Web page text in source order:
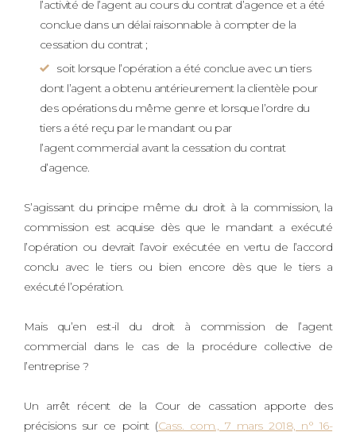
l’activité de l’agent au cours du contrat d’agence et a été
conclue dans un délai raisonnable à compter de la
cessation du contrat ;
soit lorsque l’opération a été conclue avec un tiers
dont l’agent a obtenu antérieurement la clientèle pour
des opérations du même genre et lorsque l’ordre du
tiers a été reçu par le mandant ou par
l’agent commercial avant la cessation du contrat
d’agence.
S’agissant du principe même du droit à la commission, la
commission est acquise dès que le mandant a exécuté
l’opération ou devrait l’avoir exécutée en vertu de l’accord
conclu avec le tiers ou bien encore dès que le tiers a
exécuté l’opération.
Mais qu’en est-il du droit à commission de l’agent
commercial dans le cas de la procédure collective de
l’entreprise ?
Un arrêt récent de la Cour de cassation apporte des
précisions sur ce point (Cass. com., 7 mars 2018, n° 16-